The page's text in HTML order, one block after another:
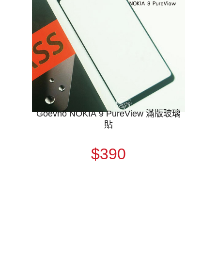
Goevno NOKIA 9 PureView 滿版玻璃
貼
$390